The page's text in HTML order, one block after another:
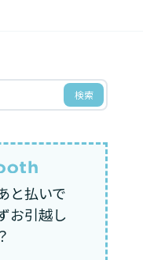
検索
と払いで
お引越し